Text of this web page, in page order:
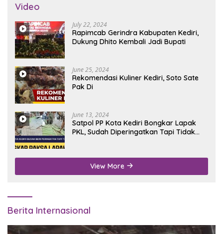
Video
July 22, 2024
Rapimcab Gerindra Kabupaten Kediri,
Dukung Dhito Kembali Jadi Bupati
June 25, 2024
Rekomendasi Kuliner Kediri, Soto Sate
Pak Di
June 13, 2024
Satpol PP Kota Kediri Bongkar Lapak
PKL, Sudah Diperingatkan Tapi Tidak
View More
Berita Internasional